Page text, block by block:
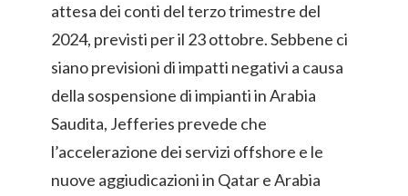
attesa dei conti del terzo trimestre del
2024, previsti per il 23 ottobre. Sebbene ci
siano previsioni di impatti negativi a causa
della sospensione di impianti in Arabia
Saudita, Jefferies prevede che
l’accelerazione dei servizi offshore e le
nuove aggiudicazioni in Qatar e Arabia